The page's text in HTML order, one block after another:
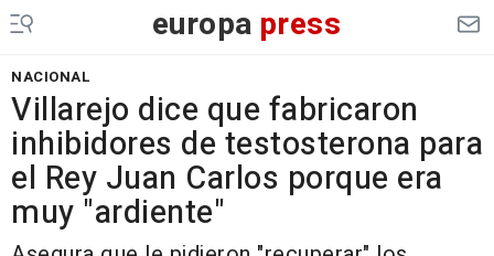
europa press
NACIONAL
Villarejo dice que fabricaron
inhibidores de testosterona para
el Rey Juan Carlos porque era
muy "ardiente"